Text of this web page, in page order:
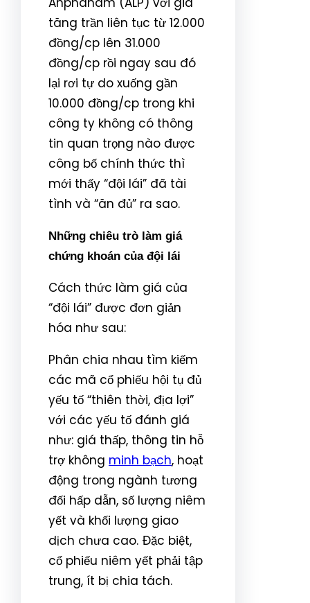
tăng trần liên tục từ 12.000
đồng/cp lên 31.000
đồng/cp rồi ngay sau đó
lại rơi tự do xuống gần
10.000 đồng/cp trong khi
công ty không có thông
tin quan trọng nào được
công bố chính thức thì
mới thấy “đội lái” đã tài
tình và “ăn đủ” ra sao.
Những chiêu trò làm giá
chứng khoán của đội lái
Cách thức làm giá của
“đội lái” được đơn giản
hóa như sau:
Phân chia nhau tìm kiếm
các mã cổ phiếu hội tụ đủ
yếu tố “thiên thời, địa lợi”
với các yếu tố đánh giá
như: giá thấp, thông tin hỗ
trợ không minh bạch, hoạt
động trong ngành tương
đối hấp dẫn, số lượng niêm
yết và khối lượng giao
dịch chưa cao. Đặc biệt,
cổ phiếu niêm yết phải tập
trung, ít bị chia tách.